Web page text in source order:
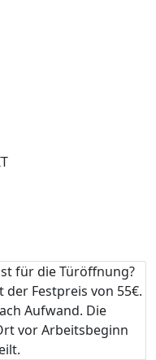
für die Türöffnung?
Festpreis von 55€.
Aufwand. Die
vor Arbeitsbeginn